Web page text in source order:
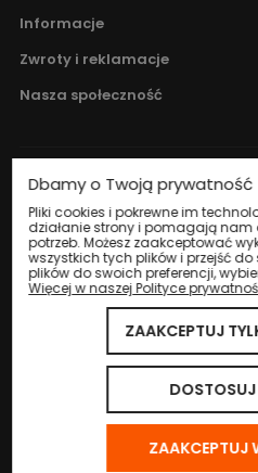
Informacje
Zwroty i reklamacje
Nasza społeczność
Nadzór nad
leczniczymi
Wojewódzki
Katowicach.
© 2024 Eco Life Group.
Dbamy o Twoją prywatność
Pliki cookies i pokrewne im
działanie strony i pomagają
potrzeb. Możesz zaakceptować
wszystkich tych plików i przejść
plików do swoich preferencji,
Więcej w naszej Polityce
ZAAKCEPTUJ
ZAAKCEPTUJ